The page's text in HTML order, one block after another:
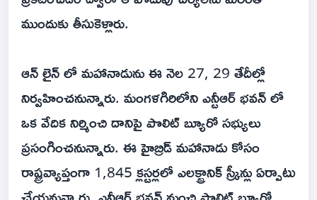
ముందుకు తీసుకెళ్లారు.
ఆన్ లైన్ లో మహానాడును ఈ నెల 27, 29 తేదీల్లో
నిర్వహించనున్నారు. మంగళగిరిలోని ఎన్టీఆర్ భవన్ లో
ఒక వేదిక నిర్మించి దానిపై పొలిట్ బ్యూరో సభ్యులు
ప్రసంగించనున్నారు. ఈ హైబ్రిడ్ మహానాడు కోసం
రాష్ట్రవ్యాప్తంగా 1,845 క్లస్టర్లలో ఎలక్ట్రానిక్ స్క్రీన్లు ఏర్పాటు